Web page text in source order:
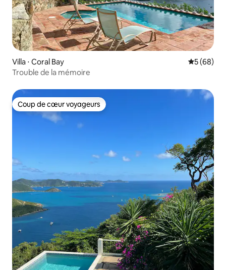
Villa ⋅ Coral Bay
5 (68)
Trouble de la mémoire
Coup de cœur voyageurs
Coup de cœur voyageurs